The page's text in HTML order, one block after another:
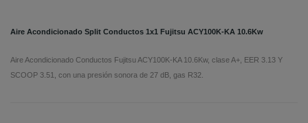
Aire Acondicionado Split Conductos 1x1 Fujitsu ACY100K-KA 10.6Kw
Aire Acondicionado Conductos Fujitsu ACY100K-KA 10.6Kw, clase A+, EER 3.13 Y
SCOOP 3.51, con una presión sonora de 27 dB, gas R32.